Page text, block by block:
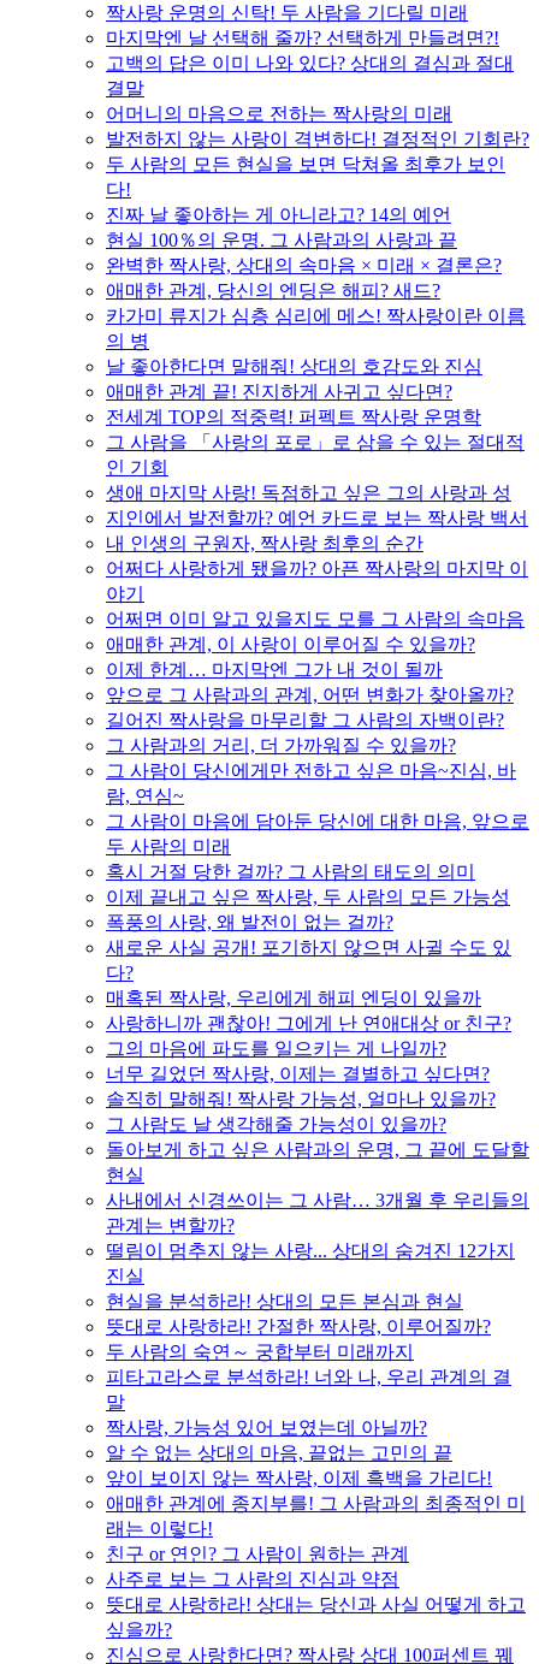
짝사랑 운명의 신탁! 두 사람을 기다릴 미래
마지막엔 날 선택해 줄까? 선택하게 만들려면?!
고백의 답은 이미 나와 있다? 상대의 결심과 절대
결말
어머니의 마음으로 전하는 짝사랑의 미래
발전하지 않는 사랑이 격변하다! 결정적인 기회란?
두 사람의 모든 현실을 보면 닥쳐올 최후가 보인
다!
진짜 날 좋아하는 게 아니라고? 14의 예언
현실 100％의 운명. 그 사람과의 사랑과 끝
완벽한 짝사랑, 상대의 속마음 × 미래 × 결론은?
애매한 관계, 당신의 엔딩은 해피? 새드?
카가미 류지가 심층 심리에 메스! 짝사랑이란 이름
의 병
날 좋아한다면 말해줘! 상대의 호감도와 진심
애매한 관계 끝! 진지하게 사귀고 싶다면?
전세계 TOP의 적중력! 퍼펙트 짝사랑 운명학
그 사람을 「사랑의 포로」로 삼을 수 있는 절대적
인 기회
생애 마지막 사랑! 독점하고 싶은 그의 사랑과 성
지인에서 발전할까? 예언 카드로 보는 짝사랑 백서
내 인생의 구원자, 짝사랑 최후의 순간
어쩌다 사랑하게 됐을까? 아픈 짝사랑의 마지막 이
야기
어쩌면 이미 알고 있을지도 모를 그 사람의 속마음
애매한 관계, 이 사랑이 이루어질 수 있을까?
이제 한계… 마지막엔 그가 내 것이 될까
앞으로 그 사람과의 관계, 어떤 변화가 찾아올까?
길어진 짝사랑을 마무리할 그 사람의 자백이란?
그 사람과의 거리, 더 가까워질 수 있을까?
그 사람이 당신에게만 전하고 싶은 마음~진심, 바
람, 연심~
그 사람이 마음에 담아둔 당신에 대한 마음, 앞으로
두 사람의 미래
혹시 거절 당한 걸까? 그 사람의 태도의 의미
이제 끝내고 싶은 짝사랑, 두 사람의 모든 가능성
폭풍의 사랑, 왜 발전이 없는 걸까?
새로운 사실 공개! 포기하지 않으면 사귈 수도 있
다?
매혹된 짝사랑, 우리에게 해피 엔딩이 있을까
사랑하니까 괜찮아! 그에게 난 연애대상 or 친구?
그의 마음에 파도를 일으키는 게 나일까?
너무 길었던 짝사랑, 이제는 결별하고 싶다면?
솔직히 말해줘! 짝사랑 가능성, 얼마나 있을까?
그 사람도 날 생각해줄 가능성이 있을까?
돌아보게 하고 싶은 사람과의 운명, 그 끝에 도달할
현실
사내에서 신경쓰이는 그 사람… 3개월 후 우리들의
관계는 변할까?
떨림이 멈추지 않는 사랑... 상대의 숨겨진 12가지
진실
현실을 분석하라! 상대의 모든 본심과 현실
뜻대로 사랑하라! 간절한 짝사랑, 이루어질까?
두 사람의 숙연～ 궁합부터 미래까지
피타고라스로 분석하라! 너와 나, 우리 관계의 결
말
짝사랑, 가능성 있어 보였는데 아닐까?
알 수 없는 상대의 마음, 끝없는 고민의 끝
앞이 보이지 않는 짝사랑, 이제 흑백을 가리다!
애매한 관계에 종지부를! 그 사람과의 최종적인 미
래는 이렇다!
친구 or 연인? 그 사람이 원하는 관계
사주로 보는 그 사람의 진심과 약점
뜻대로 사랑하라! 상대는 당신과 사실 어떻게 하고
싶을까?
진심으로 사랑한다면? 짝사랑 상대 100퍼센트 꿰